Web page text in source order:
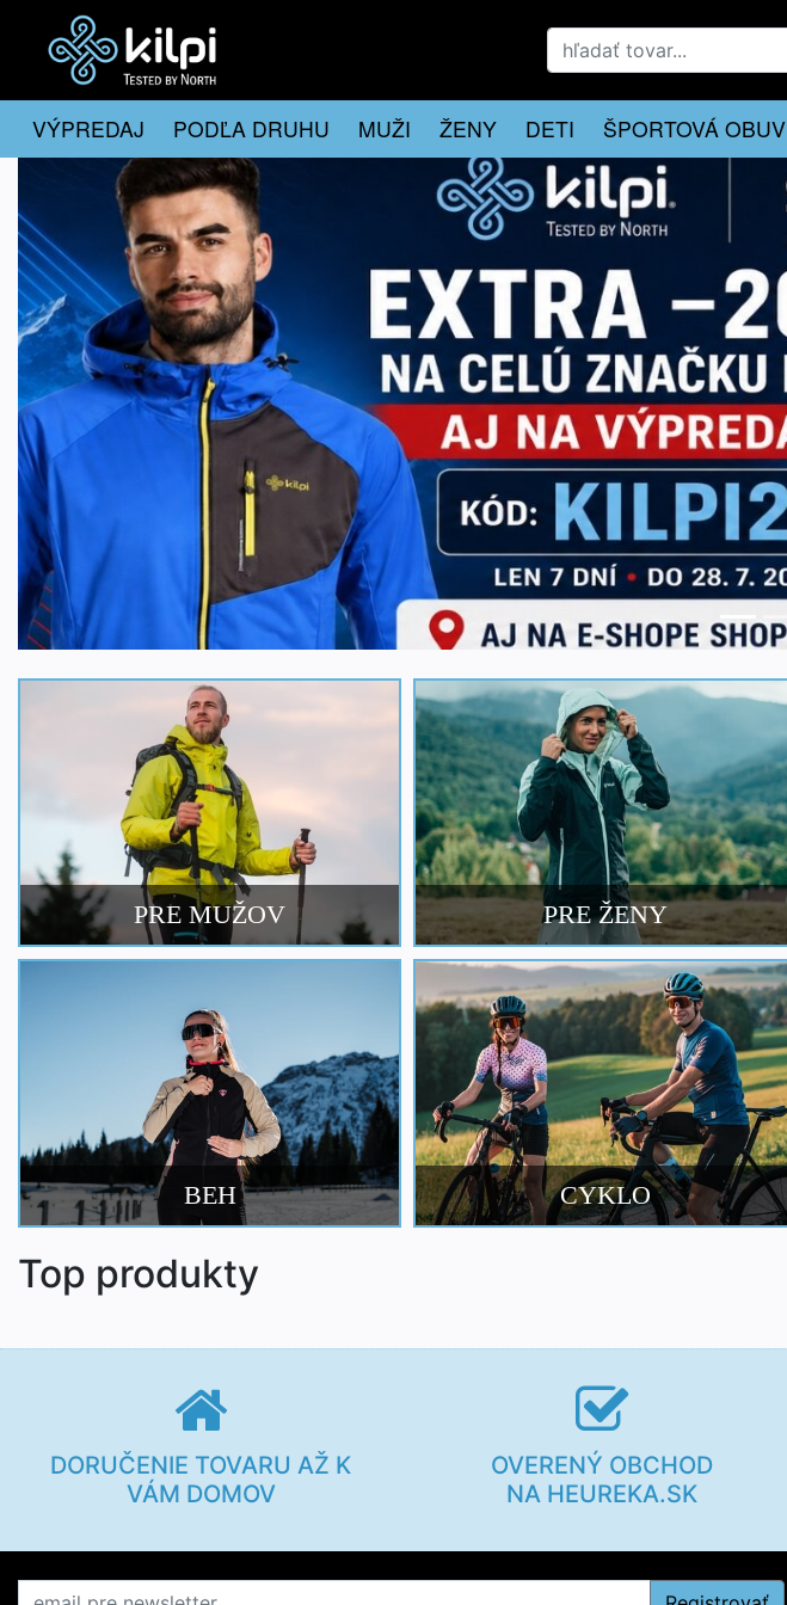
VÝPREDAJ PODĽA DRUHU MUŽI ŽENY DETI ŠPORTOVÁ OBUV
PRE MUŽOV PRE ŽENY
BEH CYKLO
Top produkty
DORUČENIE TOVARU AŽ K
VÁM DOMOV
OVERENÝ OBCHOD
NA HEUREKA.SK